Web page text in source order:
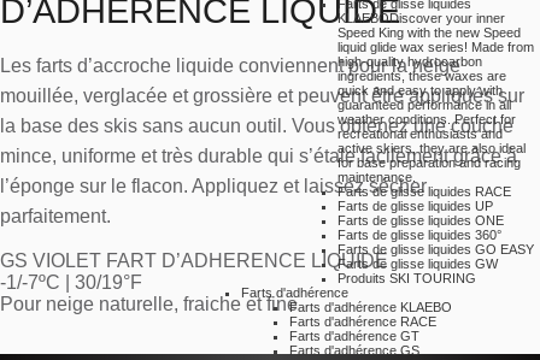
Farts de glisse liquides
KLAEBODiscover your inner
Speed King with the new Speed
liquid glide wax series! Made from
high-quality hydrocarbon
ingredients, these waxes are
quick and easy to apply with
guaranteed performance in all
weather conditions. Perfect for
recreational enthusiasts and
active skiers, they are also ideal
for base preparation and racing
maintenance.
Farts de glisse liquides RACE
Farts de glisse liquides UP
Farts de glisse liquides ONE
Farts de glisse liquides 360°
Farts de glisse liquides GO EASY
Farts de glisse liquides GW
Produits SKI TOURING
Farts d'adhérence
Farts d'adhérence KLAEBO
Farts d'adhérence RACE
Farts d'adhérence GT
Farts d'adhérence GS
D’ADHERENCE LIQUIDE
Les farts d’accroche liquide conviennent pour la neige
mouillée, verglacée et grossière et peuvent être appliqués sur
la base des skis sans aucun outil. Vous obtenez une couche
mince, uniforme et très durable qui s’étale facilement grâce à
l’éponge sur le flacon. Appliquez et laissez sécher
parfaitement.
GS VIOLET FART D’ADHERENCE LIQUIDE
-1/-7ºC | 30/19°F
Pour neige naturelle, fraiche et fine